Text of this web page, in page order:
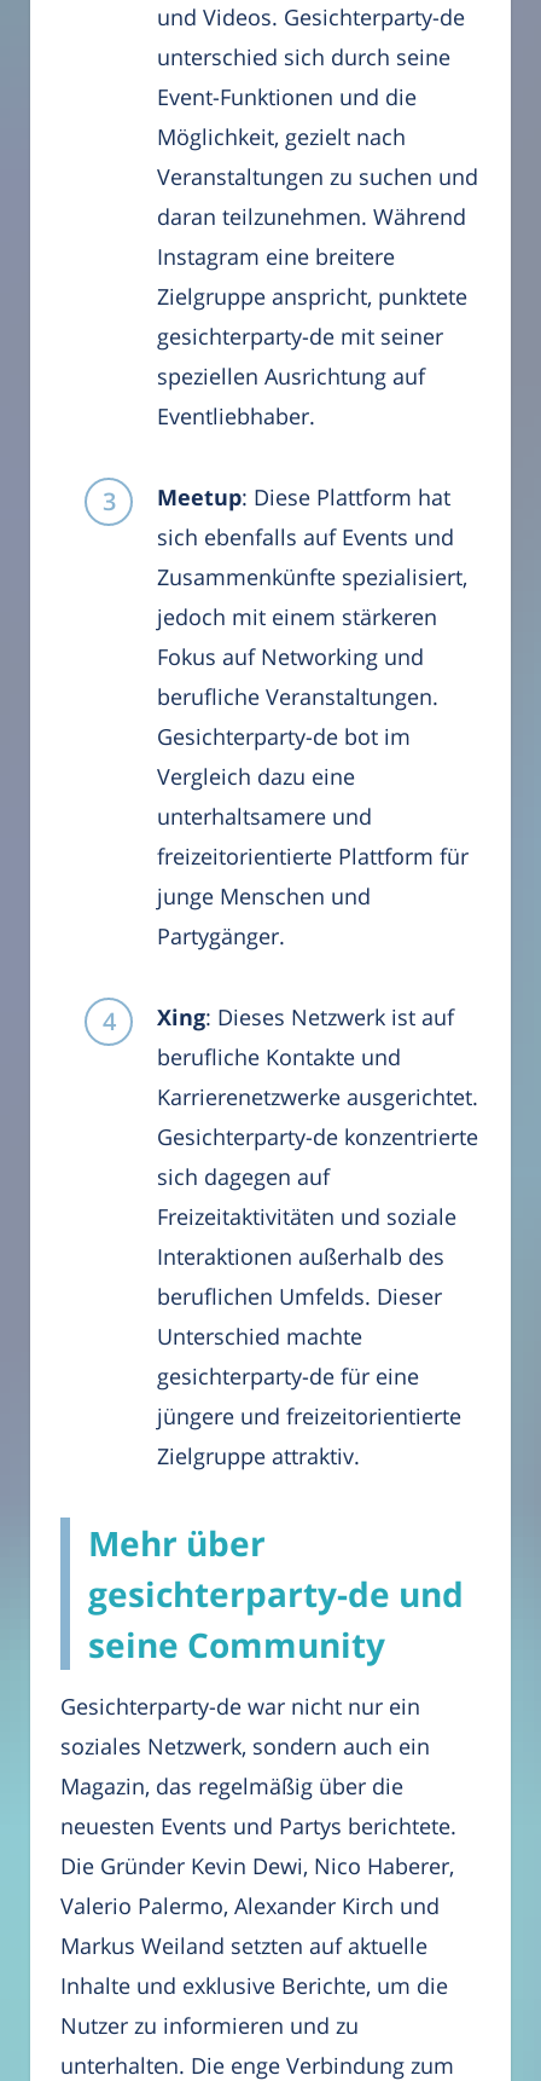
und Videos. Gesichterparty-de
unterschied sich durch seine
Event-Funktionen und die
Möglichkeit, gezielt nach
Veranstaltungen zu suchen und
daran teilzunehmen. Während
Instagram eine breitere
Zielgruppe anspricht, punktete
gesichterparty-de mit seiner
speziellen Ausrichtung auf
Eventliebhaber.
Meetup: Diese Plattform hat
sich ebenfalls auf Events und
Zusammenkünfte spezialisiert,
jedoch mit einem stärkeren
Fokus auf Networking und
berufliche Veranstaltungen.
Gesichterparty-de bot im
Vergleich dazu eine
unterhaltsamere und
freizeitorientierte Plattform für
junge Menschen und
Partygänger.
Xing: Dieses Netzwerk ist auf
berufliche Kontakte und
Karrierenetzwerke ausgerichtet.
Gesichterparty-de konzentrierte
sich dagegen auf
Freizeitaktivitäten und soziale
Interaktionen außerhalb des
beruflichen Umfelds. Dieser
Unterschied machte
gesichterparty-de für eine
jüngere und freizeitorientierte
Zielgruppe attraktiv.
Mehr über
gesichterparty-de und
seine Community
Gesichterparty-de war nicht nur ein
soziales Netzwerk, sondern auch ein
Magazin, das regelmäßig über die
neuesten Events und Partys berichtete.
Die Gründer Kevin Dewi, Nico Haberer,
Valerio Palermo, Alexander Kirch und
Markus Weiland setzten auf aktuelle
Inhalte und exklusive Berichte, um die
Nutzer zu informieren und zu
unterhalten. Die enge Verbindung zum